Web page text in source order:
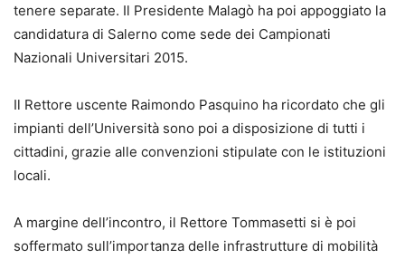
tenere separate. Il Presidente Malagò ha poi appoggiato la
candidatura di Salerno come sede dei Campionati
Nazionali Universitari 2015.
Il Rettore uscente Raimondo Pasquino ha ricordato che gli
impianti dell’Università sono poi a disposizione di tutti i
cittadini, grazie alle convenzioni stipulate con le istituzioni
locali.
A margine dell’incontro, il Rettore Tommasetti si è poi
soffermato sull’importanza delle infrastrutture di mobilità